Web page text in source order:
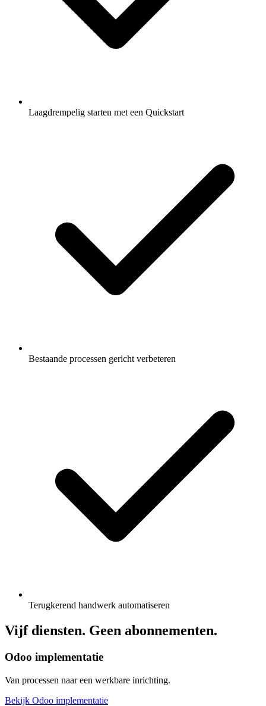
Laagdrempelig starten met een Quickstart
Bestaande processen gericht verbeteren
Terugkerend handwerk automatiseren
Vijf diensten. Geen abonnementen.
Odoo implementatie
Van processen naar een werkbare inrichting.
Bekijk Odoo implementatie